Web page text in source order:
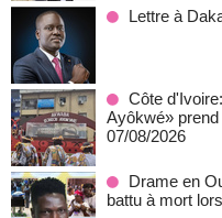
Lettre à
Côte
Ayôkwé»
07/08/2026
Drame en
battu à mort